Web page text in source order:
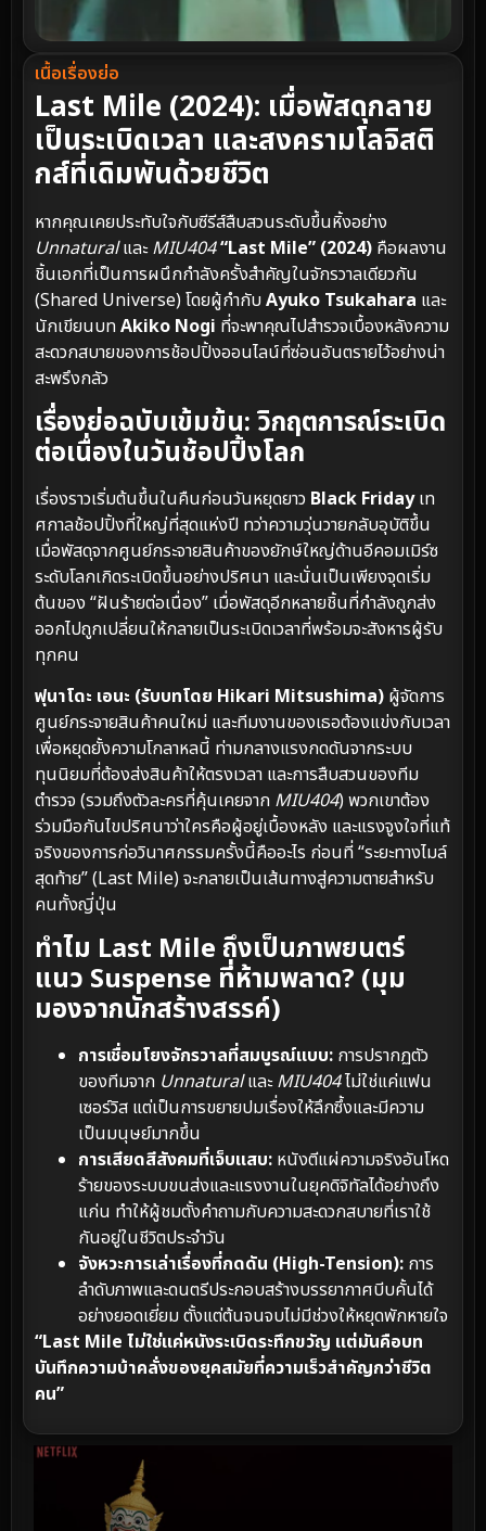
เนื้อเรื่องย่อ
Last Mile (2024): เมื่อพัสดุกลาย
เป็นระเบิดเวลา และสงครามโลจิสติ
กส์ที่เดิมพันด้วยชีวิต
หากคุณเคยประทับใจกับซีรีส์สืบสวนระดับขึ้นหิ้งอย่าง
UnnaturalและMIU404“Last Mile” (2024) คือผลงาน
ชิ้นเอกที่เป็นการผนึกกำลังครั้งสำคัญในจักรวาลเดียวกัน
(Shared Universe) โดยผู้กำกับAyuko Tsukahara และ
นักเขียนบทAkiko Nogi ที่จะพาคุณไปสำรวจเบื้องหลังความ
สะดวกสบายของการช้อปปิ้งออนไลน์ที่ซ่อนอันตรายไว้อย่างน่า
สะพรึงกลัว
เรื่องย่อฉบับเข้มข้น: วิกฤตการณ์ระเบิด
ต่อเนื่องในวันช้อปปิ้งโลก
เรื่องราวเริ่มต้นขึ้นในคืนก่อนวันหยุดยาว Black Fridayเท
ศกาลช้อปปิ้งที่ใหญ่ที่สุดแห่งปี ทว่าความวุ่นวายกลับอุบัติขึ้น
เมื่อพัสดุจากศูนย์กระจายสินค้าของยักษ์ใหญ่ด้านอีคอมเมิร์ซ
ระดับโลกเกิดระเบิดขึ้นอย่างปริศนา และนั่นเป็นเพียงจุดเริ่ม
ต้นของ “ฝันร้ายต่อเนื่อง” เมื่อพัสดุอีกหลายชิ้นที่กำลังถูกส่ง
ออกไปถูกเปลี่ยนให้กลายเป็นระเบิดเวลาที่พร้อมจะสังหารผู้รับ
ทุกคน
ฟุนาโดะ เอนะ (รับบทโดย Hikari Mitsushima) ผู้จัดการ
ศูนย์กระจายสินค้าคนใหม่ และทีมงานของเธอต้องแข่งกับเวลา
เพื่อหยุดยั้งความโกลาหลนี้ ท่ามกลางแรงกดดันจากระบบ
ทุนนิยมที่ต้องส่งสินค้าให้ตรงเวลา และการสืบสวนของทีม
ตำรวจ (รวมถึงตัวละครที่คุ้นเคยจาก MIU404) พวกเขาต้อง
ร่วมมือกันไขปริศนาว่าใครคือผู้อยู่เบื้องหลัง และแรงจูงใจที่แท้
จริงของการก่อวินาศกรรมครั้งนี้คืออะไร ก่อนที่ “ระยะทางไมล์
สุดท้าย” (Last Mile) จะกลายเป็นเส้นทางสู่ความตายสำหรับ
คนทั้งญี่ปุ่น
ทำไม Last Mile ถึงเป็นภาพยนตร์
แนว Suspense ที่ห้ามพลาด? (มุม
มองจากนักสร้างสรรค์)
การเชื่อมโยงจักรวาลที่สมบูรณ์แบบ: การปรากฏตัว
ของทีมจาก UnnaturalและMIU404ไม่ใช่แค่แฟน
เซอร์วิส แต่เป็นการขยายปมเรื่องให้ลึกซึ้งและมีความ
เป็นมนุษย์มากขึ้น
การเสียดสีสังคมที่เจ็บแสบ: หนังตีแผ่ความจริงอันโหด
ร้ายของระบบขนส่งและแรงงานในยุคดิจิทัลได้อย่างถึง
แก่น ทำให้ผู้ชมตั้งคำถามกับความสะดวกสบายที่เราใช้
กันอยู่ในชีวิตประจำวัน
จังหวะการเล่าเรื่องที่กดดัน (High-Tension): การ
ลำดับภาพและดนตรีประกอบสร้างบรรยากาศบีบคั้นได้
อย่างยอดเยี่ยม ตั้งแต่ต้นจนจบไม่มีช่วงให้หยุดพักหายใจ
“Last Mile ไม่ใช่แค่หนังระเบิดระทึกขวัญ แต่มันคือบท
บันทึกความบ้าคลั่งของยุคสมัยที่ความเร็วสำคัญกว่าชีวิต
คน”